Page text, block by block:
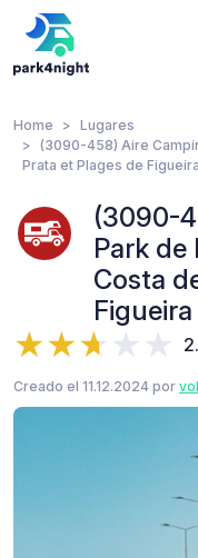
Home
Lugares
(3090-458) Aire
Prata et Plages de Figueira
(3090-
Park de
Costa
Figueira
Creado el 11.12.2024 por